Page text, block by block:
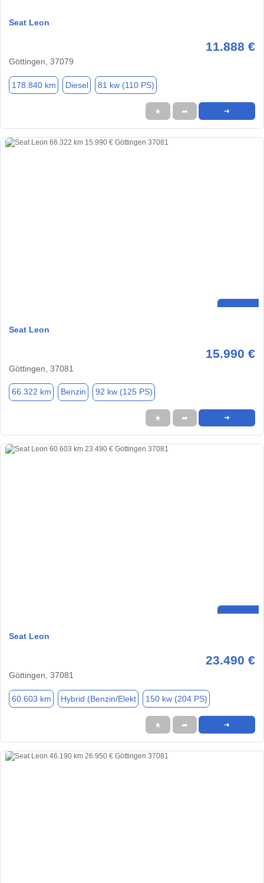
Seat Leon
11.888 €
Göttingen, 37079
178.840 km Diesel 81 kw (110 PS)
★ ➦ ➜
Seat Leon
15.990 €
Göttingen, 37081
66.322 km Benzin 92 kw (125 PS)
★ ➦ ➜
Seat Leon
23.490 €
Göttingen, 37081
60.603 km Hybrid (Benzin/Elekt 150 kw (204 PS)
★ ➦ ➜